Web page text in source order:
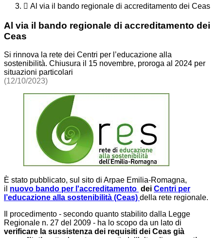
Al via il bando regionale di accreditamento dei Ceas
Al via il bando regionale di accreditamento dei
Ceas
Si rinnova la rete dei Centri per l’educazione alla
sostenibilità. Chiusura il 15 novembre, proroga al 2024 per
situazioni particolari
(12/10/2023)
È stato pubblicato, sul sito di Arpae Emilia-Romagna,
il nuovo bando per l'accreditamento dei Centri per
l’educazione alla sostenibilità (Ceas) della rete regionale.
Il procedimento - secondo quanto stabilito dalla Legge
Regionale n. 27 del 2009 - ha lo scopo da un lato di
verificare la sussistenza dei requisiti dei Ceas già